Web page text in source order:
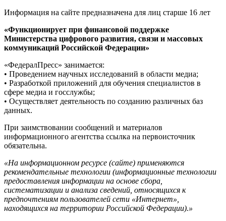
Информация на сайте предназначена для лиц старше 16 лет
«Функционирует при финансовой поддержке
Министерства цифрового развития, связи и массовых
коммуникаций Российской Федерации»
«ФедералПресс» занимается:
• Проведением научных исследований в области медиа;
• Разработкой приложений для обучения специалистов в
сфере медиа и госслужбы;
• Осуществляет деятельность по созданию различных баз
данных.
При заимствовании сообщений и материалов
информационного агентства ссылка на первоисточник
обязательна.
«На информационном ресурсе (сайте) применяются
рекомендательные технологии (информационные технологии
предоставления информации на основе сбора,
систематизации и анализа сведений, относящихся к
предпочтениям пользователей сети «Интернет»,
находящихся на территории Российской Федерации).»